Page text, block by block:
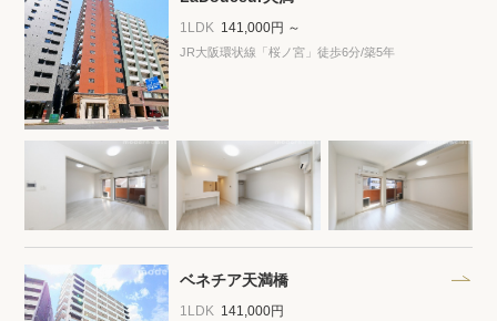
希望条件を伝えてプロに探してもらう
来店予約
各種お問い合わせ
高級賃貸物件コラム modern classについて
高級賃貸物件トピック
プライバシーポリシー クッキーポリシー
1LDK 141,000円 ～
JR大阪環状線「桜ノ宮」徒歩6分/築5年
ベネチア天満橋
1LDK 141,000円